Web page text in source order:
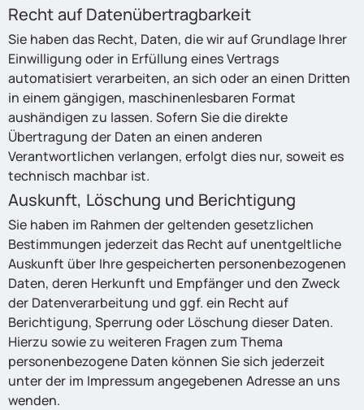
Recht auf Datenübertragbarkeit
Sie haben das Recht, Daten, die wir auf Grundlage Ihrer
Einwilligung oder in Erfüllung eines Vertrags
automatisiert verarbeiten, an sich oder an einen Dritten
in einem gängigen, maschinenlesbaren Format
aushändigen zu lassen. Sofern Sie die direkte
Übertragung der Daten an einen anderen
Verantwortlichen verlangen, erfolgt dies nur, soweit es
technisch machbar ist.
Auskunft, Löschung und Berichtigung
Sie haben im Rahmen der geltenden gesetzlichen
Bestimmungen jederzeit das Recht auf unentgeltliche
Auskunft über Ihre gespeicherten personenbezogenen
Daten, deren Herkunft und Empfänger und den Zweck
der Datenverarbeitung und ggf. ein Recht auf
Berichtigung, Sperrung oder Löschung dieser Daten.
Hierzu sowie zu weiteren Fragen zum Thema
personenbezogene Daten können Sie sich jederzeit
unter der im Impressum angegebenen Adresse an uns
wenden.